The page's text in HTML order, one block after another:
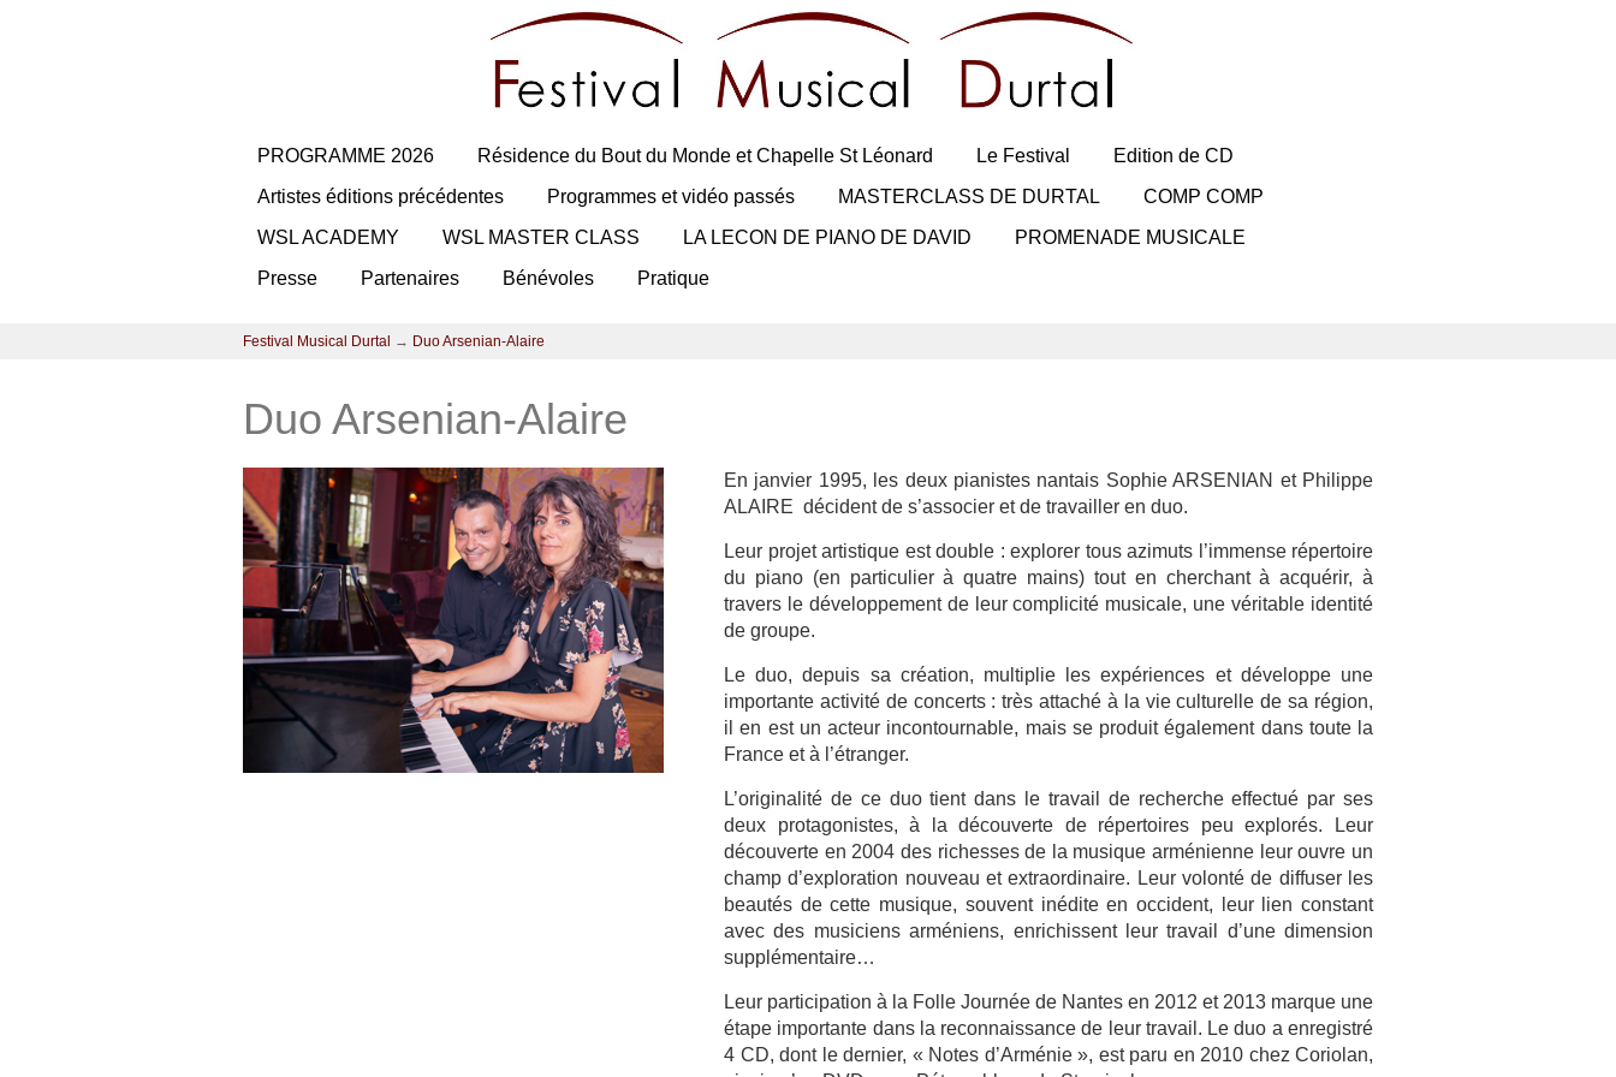
PROGRAMME 2026 Résidence du Bout du Monde et Chapelle St Léonard Le Festival
Edition de CD
Artistes éditions précédentes
Programmes et vidéo passés MASTERCLASS DE DURTAL
COMP COMP
WSL ACADEMY
WSL MASTER CLASS LA LECON DE PIANO DE DAVID
PROMENADE MUSICALE
Presse
Partenaires Bénévoles Pratique
Festival Musical Durtal → Duo Arsenian-Alaire
Duo Arsenian-Alaire
En janvier 1995, les deux pianistes nantais Sophie ARSENIAN et Philippe
ALAIRE décident de s’associer et de travailler en duo.
Leur projet artistique est double : explorer tous azimuts l’immense répertoire
du piano (en particulier à quatre mains) tout en cherchant à acquérir, à
travers le développement de leur complicité musicale, une véritable identité
de groupe.
Le duo, depuis sa création, multiplie les expériences et développe une
importante activité de concerts : très attaché à la vie culturelle de sa région,
il en est un acteur incontournable, mais se produit également dans toute la
France et à l’étranger.
L’originalité de ce duo tient dans le travail de recherche effectué par ses
deux protagonistes, à la découverte de répertoires peu explorés. Leur
découverte en 2004 des richesses de la musique arménienne leur ouvre un
champ d’exploration nouveau et extraordinaire. Leur volonté de diffuser les
beautés de cette musique, souvent inédite en occident, leur lien constant
avec des musiciens arméniens, enrichissent leur travail d’une dimension
supplémentaire…
Leur participation à la Folle Journée de Nantes en 2012 et 2013 marque une
étape importante dans la reconnaissance de leur travail. Le duo a enregistré
4 CD, dont le dernier, « Notes d’Arménie », est paru en 2010 chez Coriolan,